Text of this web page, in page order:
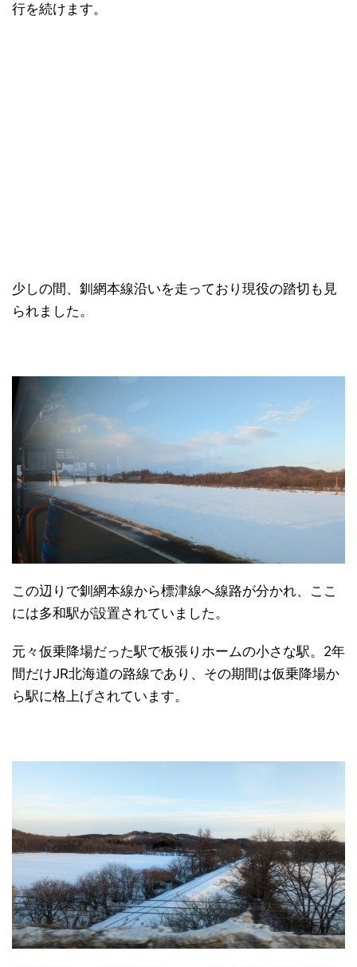
行を続けます。
少しの間、釧網本線沿いを走っており現役の踏切も見
られました。
この辺りで釧網本線から標津線へ線路が分かれ、ここ
には多和駅が設置されていました。
元々仮乗降場だった駅で板張りホームの小さな駅。2年
間だけJR北海道の路線であり、その期間は仮乗降場か
ら駅に格上げされています。